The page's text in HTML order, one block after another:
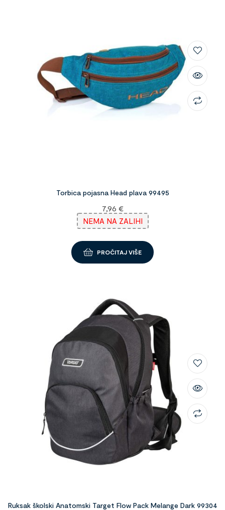
Torbica pojasna Head plava 99495
7,96 €
NEMA NA ZALIHI
PROČITAJ VIŠE
Ruksak školski Anatomski Target Flow Pack Melange Dark 99304